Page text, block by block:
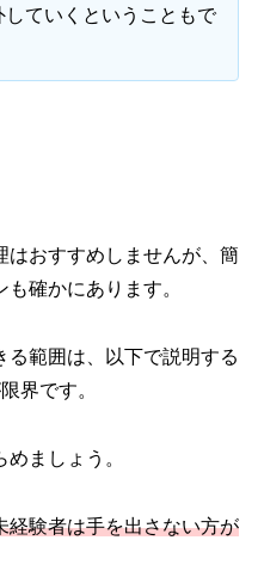
ていくということもで
はおすすめしませんが、簡
確かにあります。
る範囲は、以下で説明する
界です。
ましょう。
経験者は手を出さない方が